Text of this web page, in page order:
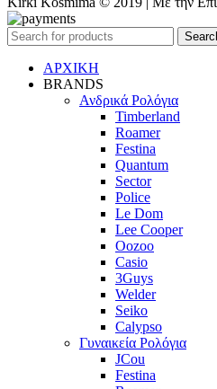
ΑΡΧΙΚΗ
BRANDS
Ανδρικά Ρολόγια
Timberland
Roamer
Festina
Quantum
Sector
Police
Le Dom
Lee Cooper
Oozoo
Casio
3Guys
Welder
Seiko
Calypso
Γυναικεία Ρολόγια
JCou
Festina